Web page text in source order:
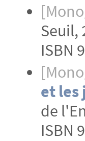
Seuil,
ISBN
et les
de
ISBN